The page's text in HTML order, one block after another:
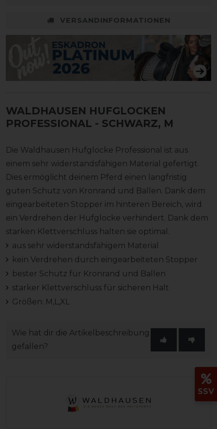
VERSANDINFORMATIONEN
WALDHAUSEN HUFGLOCKEN
PROFESSIONAL - SCHWARZ, M
Die Waldhausen Hufglocke Professional ist aus
einem sehr widerstandsfähigen Material gefertigt.
Dies ermöglicht deinem Pferd einen langfristig
guten Schutz von Kronrand und Ballen. Dank dem
eingearbeiteten Stopper im hinteren Bereich, wird
ein Verdrehen der Hufglocke verhindert. Dank dem
starken Klettverschluss halten sie optimal.
aus sehr widerstandsfähigem Material
kein Verdrehen durch eingearbeiteten Stopper
bester Schutz für Kronrand und Ballen
starker Klettverschluss für sicheren Halt
Größen: M,L,XL
Wie hat dir die Artikelbeschreibung
gefallen?
SSV